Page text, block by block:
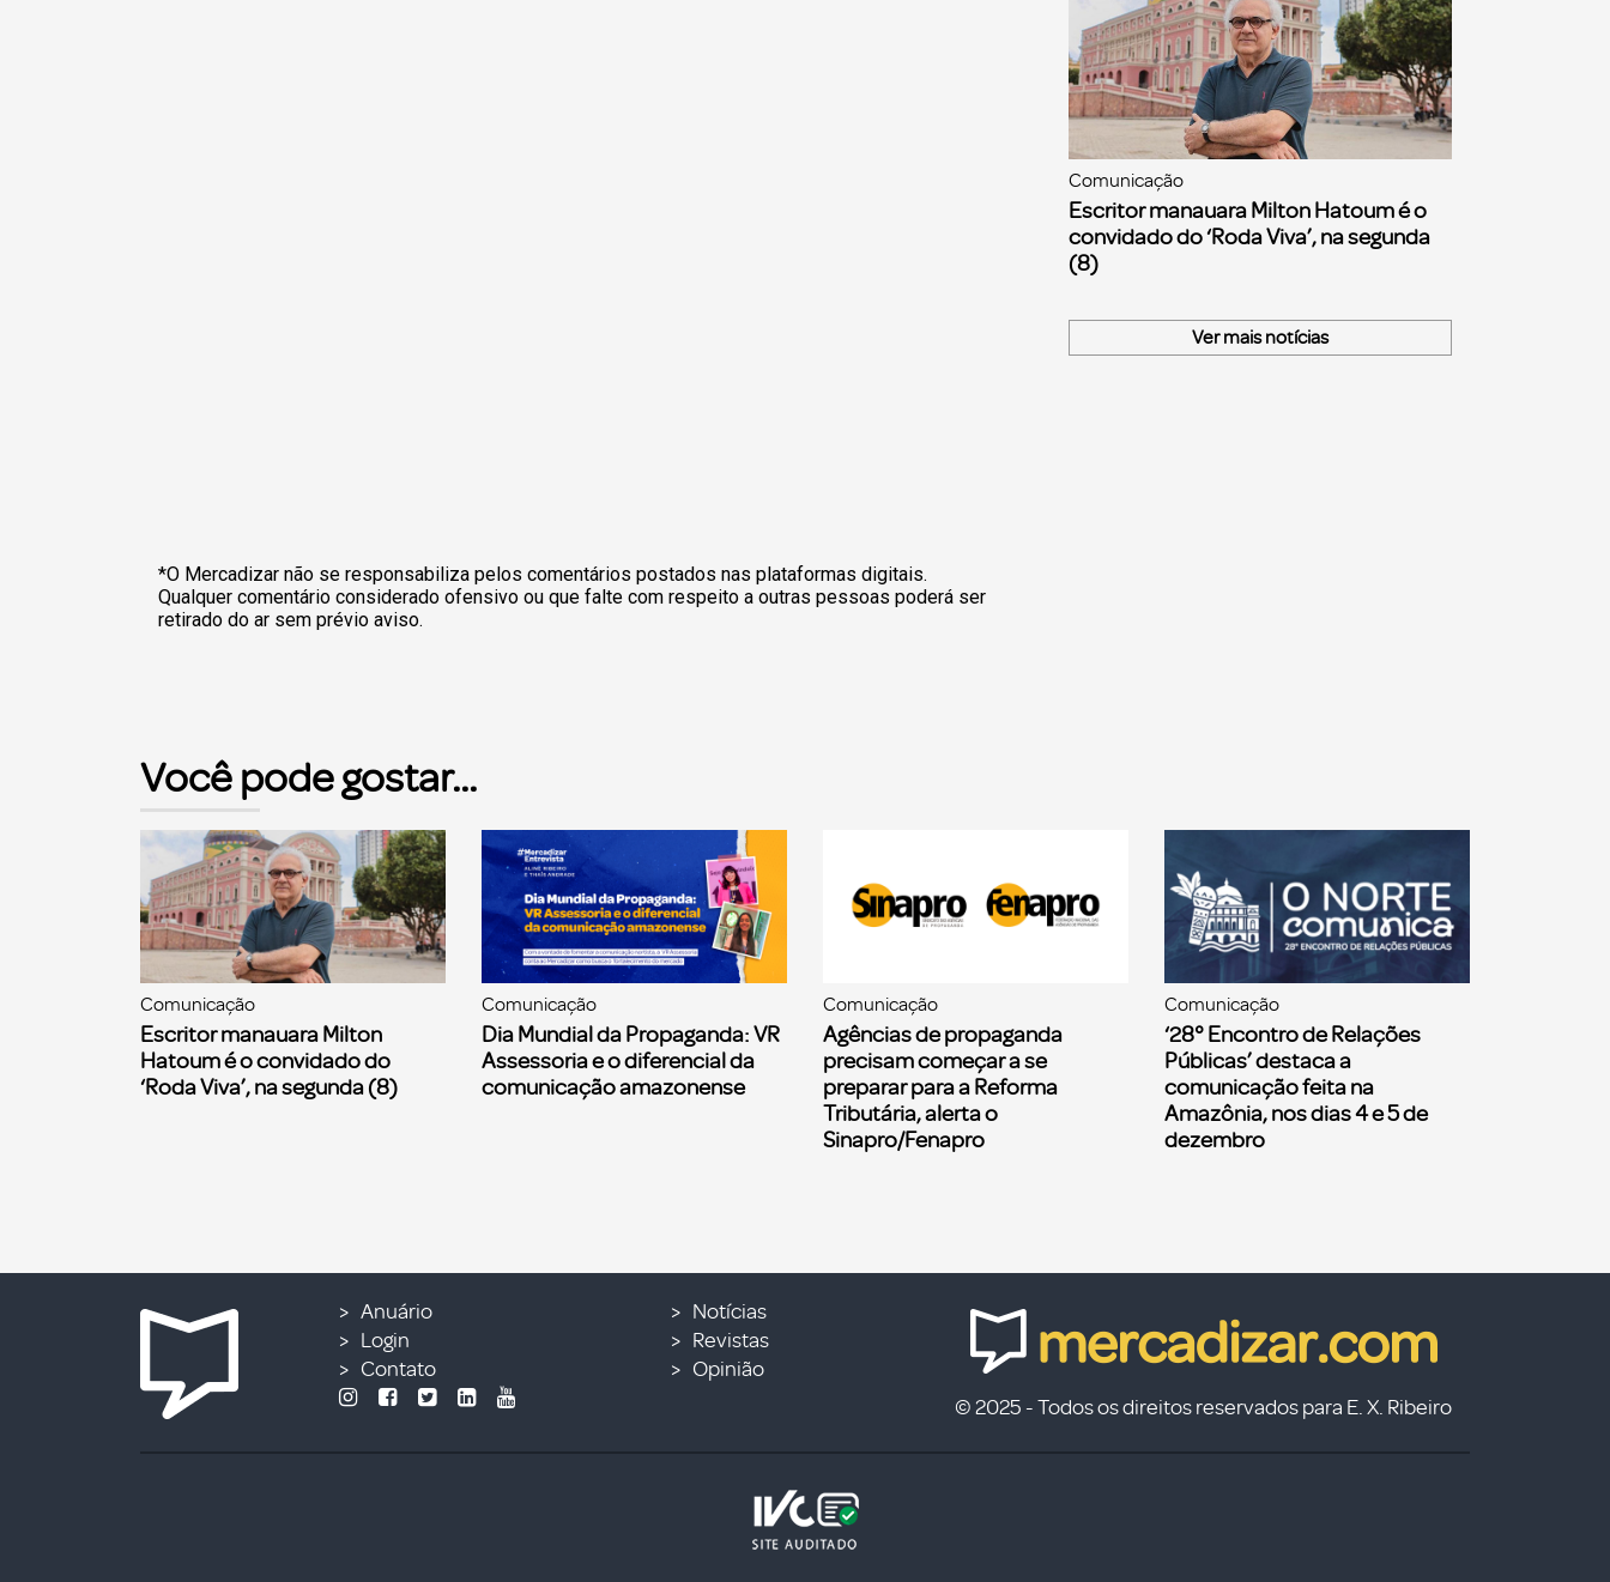
*O Mercadizar não se responsabiliza pelos comentários postados nas plataformas digitais.
Qualquer comentário considerado ofensivo ou que falte com respeito a outras pessoas poderá ser
retirado do ar sem prévio aviso.
Comunicação
Escritor manauara Milton Hatoum é o
convidado do ‘Roda Viva’, na segunda
(8)
Ver mais notícias
Você pode gostar...
Comunicação
Escritor manauara Milton
Hatoum é o convidado do
‘Roda Viva’, na segunda (8)
Comunicação
Dia Mundial da Propaganda: VR
Assessoria e o diferencial da
comunicação amazonense
Comunicação
Agências de propaganda
precisam começar a se
preparar para a Reforma
Tributária, alerta o
Sinapro/Fenapro
Comunicação
‘28° Encontro de Relações
Públicas’ destaca a
comunicação feita na
Amazônia, nos dias 4 e 5 de
dezembro
Anuário
Login
Contato
Notícias
Revistas
Opinião
© 2025 - Todos os direitos reservados para E. X. Ribeiro